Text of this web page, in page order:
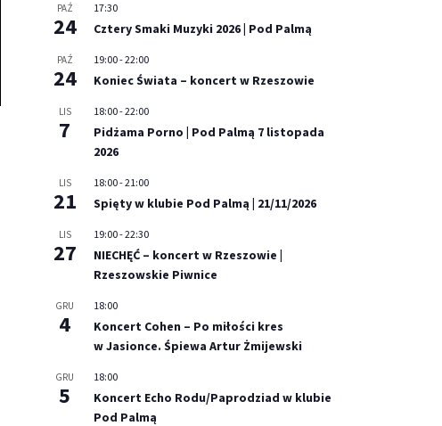
PAŹ
24
17:30
Cztery Smaki Muzyki 2026 | Pod Palmą
PAŹ
24
19:00-22:00
Koniec Świata – koncert w Rzeszowie
LIS
7
18:00-22:00
Pidżama Porno | Pod Palmą 7 listopada
2026
LIS
21
18:00-21:00
Spięty w klubie Pod Palmą | 21/11/2026
LIS
27
19:00-22:30
NIECHĘĆ – koncert w Rzeszowie |
Rzeszowskie Piwnice
GRU
4
18:00
Koncert Cohen – Po miłości kres
w Jasionce. Śpiewa Artur Żmijewski
GRU
5
18:00
Koncert Echo Rodu/Paprodziad w klubie
Pod Palmą